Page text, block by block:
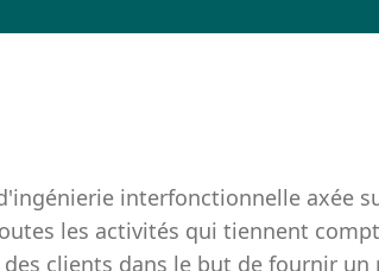
interfonctionnelle axée
les activités qui tiennent
clients dans le but de fournir un